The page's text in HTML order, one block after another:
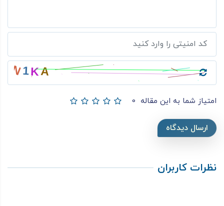
امتیاز شما به این مقاله 0
ارسال دیدگاه
نظرات کاربران